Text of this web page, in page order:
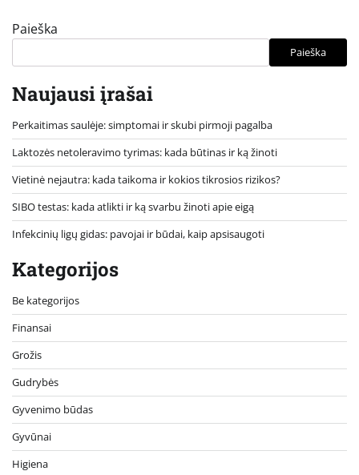
Paieška
Paieška
Naujausi įrašai
Perkaitimas saulėje: simptomai ir skubi pirmoji pagalba
Laktozės netoleravimo tyrimas: kada būtinas ir ką žinoti
Vietinė nejautra: kada taikoma ir kokios tikrosios rizikos?
SIBO testas: kada atlikti ir ką svarbu žinoti apie eigą
Infekcinių ligų gidas: pavojai ir būdai, kaip apsisaugoti
Kategorijos
Be kategorijos
Finansai
Grožis
Gudrybės
Gyvenimo būdas
Gyvūnai
Higiena